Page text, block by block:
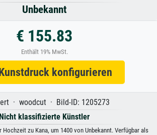
Unbekannt
€ 155.83
Enthält 19% MwSt.
konfigurieren
· woodcut · Bild-ID: 1205273
Nicht klassifizierte Künstler
Hochzeit zu Kana, um 1400 von Unbekannt. Verfügbar als